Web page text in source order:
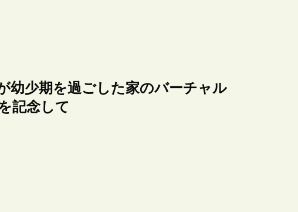
幼少期を過ごした家のバーチャル
記念して